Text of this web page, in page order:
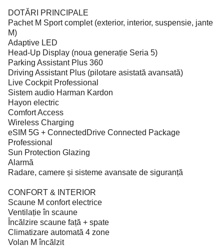
DOTĂRI PRINCIPALE
Pachet M Sport complet (exterior, interior, suspensie, jante
M)
Adaptive LED
Head-Up Display (noua generație Seria 5)
Parking Assistant Plus 360
Driving Assistant Plus (pilotare asistată avansată)
Live Cockpit Professional
Sistem audio Harman Kardon
Hayon electric
Comfort Access
Wireless Charging
eSIM 5G + ConnectedDrive Connected Package
Professional
Sun Protection Glazing
Alarmă
Radare, camere și sisteme avansate de siguranță
CONFORT & INTERIOR
Scaune M confort electrice
Ventilație în scaune
Încălzire scaune față + spate
Climatizare automată 4 zone
Volan M încălzit